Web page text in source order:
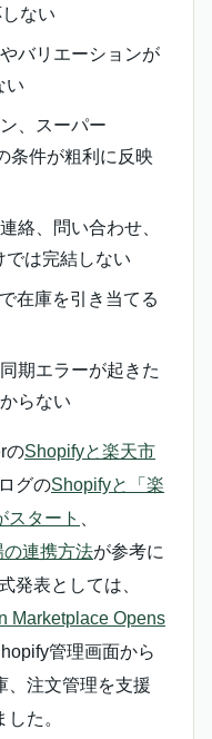
ない
バリエーションが
い
、スーパー
条件が粗利に反映
絡、問い合わせ、
では完結しない
在庫を引き当てる
期エラーが起きた
らない
のShopifyと楽天市
グのShopifyと「楽
スタート
連携方法が参考に
発表としては、
Marketplace Opens
管理画面から
、注文管理を支援
た。